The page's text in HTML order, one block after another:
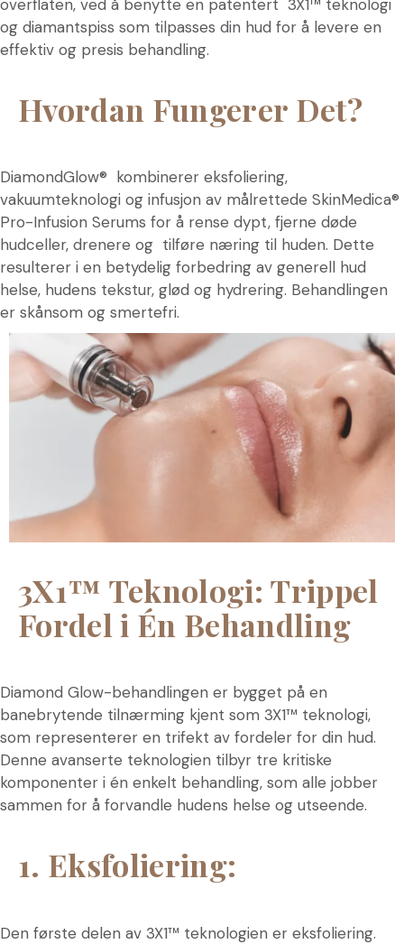
overflaten, ved å benytte en patentert 3X1™ teknologi
og diamantspiss som tilpasses din hud for å levere en
effektiv og presis behandling.
Hvordan Fungerer Det?
DiamondGlow® kombinerer eksfoliering,
vakuumteknologi og infusjon av målrettede SkinMedica®
Pro-Infusion Serums for å rense dypt, fjerne døde
hudceller, drenere og tilføre næring til huden. Dette
resulterer i en betydelig forbedring av generell hud
helse, hudens tekstur, glød og hydrering. Behandlingen
er skånsom og smertefri.
3X1™ Teknologi: Trippel
Fordel i Én Behandling
Diamond Glow-behandlingen er bygget på en
banebrytende tilnærming kjent som 3X1™ teknologi,
som representerer en trifekt av fordeler for din hud.
Denne avanserte teknologien tilbyr tre kritiske
komponenter i én enkelt behandling, som alle jobber
sammen for å forvandle hudens helse og utseende.
1. Eksfoliering:
Den første delen av 3X1™ teknologien er eksfoliering.